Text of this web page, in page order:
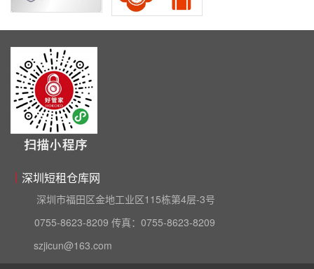
深圳短租仓库网
深圳市福田区金地工业区115栋第4层-3号
0755-8623-8209 传真：0755-8623-8209
szjicun@163.com